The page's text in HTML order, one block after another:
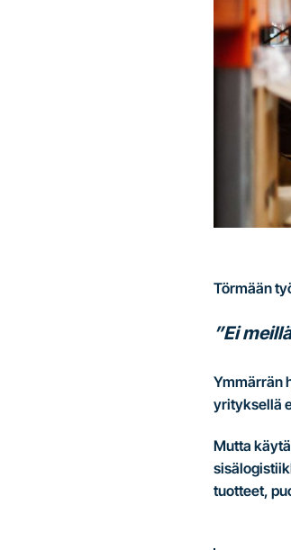
Törmään
”Ei
Ymmärrän
yrityksellä
Mutta
tuotteet,